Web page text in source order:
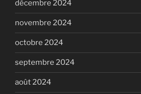
décembre 2024
novembre 2024
octobre 2024
septembre 2024
août 2024